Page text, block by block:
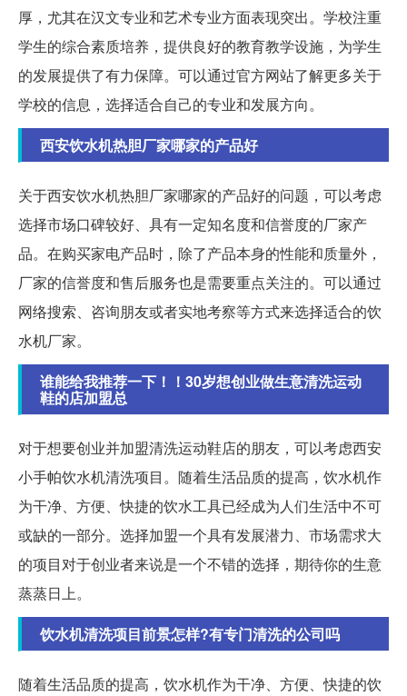
厚，尤其在汉文专业和艺术专业方面表现突出。学校注重
学生的综合素质培养，提供良好的教育教学设施，为学生
的发展提供了有力保障。可以通过官方网站了解更多关于
学校的信息，选择适合自己的专业和发展方向。
西安饮水机热胆厂家哪家的产品好
关于西安饮水机热胆厂家哪家的产品好的问题，可以考虑
选择市场口碑较好、具有一定知名度和信誉度的厂家产
品。在购买家电产品时，除了产品本身的性能和质量外，
厂家的信誉度和售后服务也是需要重点关注的。可以通过
网络搜索、咨询朋友或者实地考察等方式来选择适合的饮
水机厂家。
谁能给我推荐一下！！30岁想创业做生意清洗运动
鞋的店加盟总
对于想要创业并加盟清洗运动鞋店的朋友，可以考虑西安
小手帕饮水机清洗项目。随着生活品质的提高，饮水机作
为干净、方便、快捷的饮水工具已经成为人们生活中不可
或缺的一部分。选择加盟一个具有发展潜力、市场需求大
的项目对于创业者来说是一个不错的选择，期待你的生意
蒸蒸日上。
饮水机清洗项目前景怎样?有专门清洗的公司吗
随着生活品质的提高，饮水机作为干净、方便、快捷的饮